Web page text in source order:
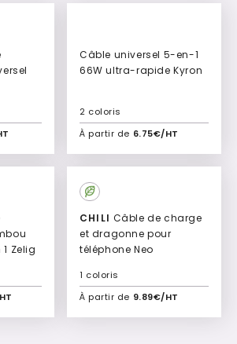
Câble universel 5-en-1
66W ultra-rapide Kyron
À partir de 6.75€/HT
2 coloris
Ajouter à mon devis
Zelig
CHILI
et dragonne pour
téléphone Neo
À partir de 9.89€/HT
1 coloris
Ajouter à mon devis